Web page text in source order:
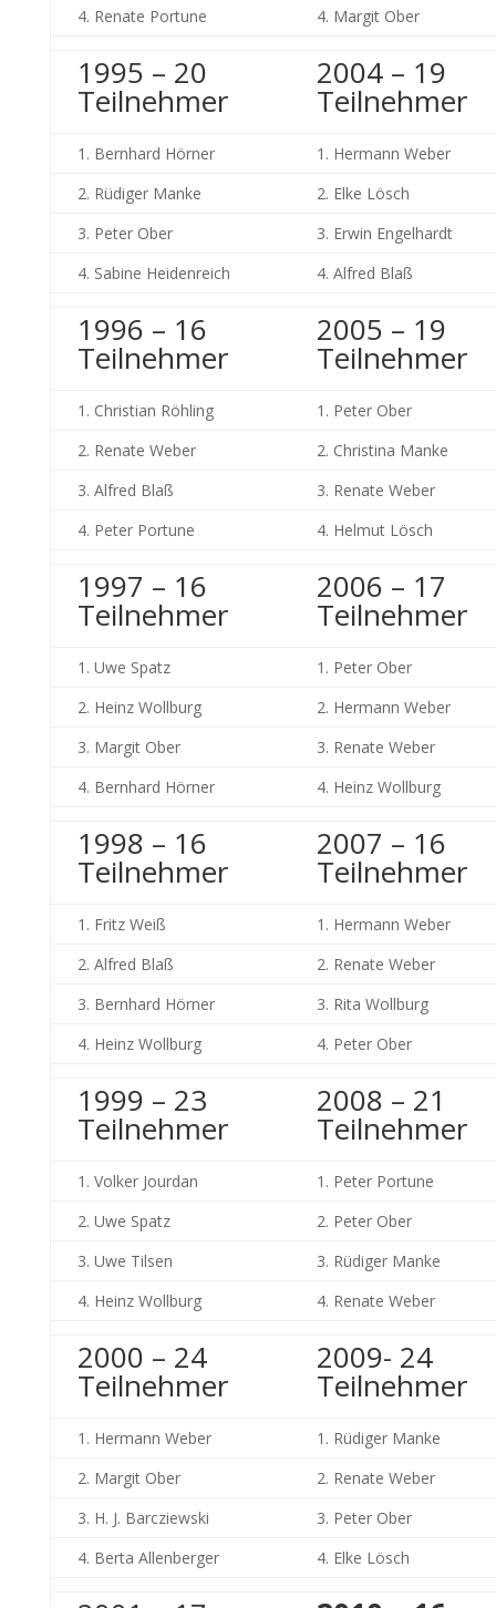
4. Renate Portune 4. Margit Ober
1995 – 20
Teilnehmer
2004 – 19
Teilnehmer
1. Bernhard Hörner
1. Hermann Weber
2. Rüdiger Manke
2. Elke Lösch
3. Peter Ober
3. Erwin Engelhardt
4. Sabine Heidenreich
4. Alfred Blaß
1996 – 16
Teilnehmer
2005 – 19
Teilnehmer
1. Christian Röhling
1. Peter Ober
2. Renate Weber
2. Christina Manke
3. Alfred Blaß
3. Renate Weber
4. Peter Portune
4. Helmut Lösch
1997 – 16
Teilnehmer
2006 – 17
Teilnehmer
1. Uwe Spatz
1. Peter Ober
2. Heinz Wollburg
2. Hermann Weber
3. Margit Ober
3. Renate Weber
4. Bernhard Hörner
4. Heinz Wollburg
1998 – 16
Teilnehmer
2007 – 16
Teilnehmer
1. Fritz Weiß
1. Hermann Weber
2. Alfred Blaß
2. Renate Weber
3. Bernhard Hörner
3. Rita Wollburg
4. Heinz Wollburg
4. Peter Ober
1999 – 23
Teilnehmer
2008 – 21
Teilnehmer
1. Volker Jourdan
1. Peter Portune
2. Uwe Spatz
2. Peter Ober
3. Uwe Tilsen
3. Rüdiger Manke
4. Heinz Wollburg
4. Renate Weber
2000 – 24
Teilnehmer
2009- 24
Teilnehmer
1. Hermann Weber
1. Rüdiger Manke
2. Margit Ober
2. Renate Weber
3. H. J. Barcziewski
3. Peter Ober
4. Berta Allenberger
4. Elke Lösch